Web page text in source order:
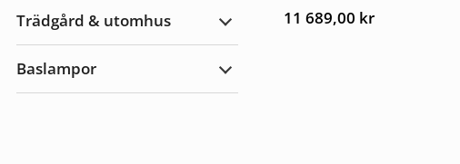
Trädgård & utomhus
Expandera
utomhus
Baslampor
Expandera
11 689,00 kr